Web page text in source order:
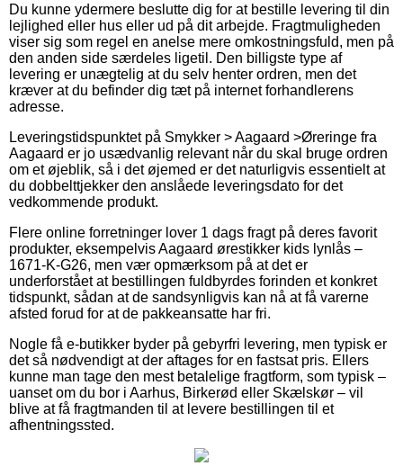
Du kunne ydermere beslutte dig for at bestille levering til din
lejlighed eller hus eller ud på dit arbejde. Fragtmuligheden
viser sig som regel en anelse mere omkostningsfuld, men på
den anden side særdeles ligetil. Den billigste type af
levering er unægtelig at du selv henter ordren, men det
kræver at du befinder dig tæt på internet forhandlerens
adresse.
Leveringstidspunktet på Smykker > Aagaard >Øreringe fra
Aagaard er jo usædvanlig relevant når du skal bruge ordren
om et øjeblik, så i det øjemed er det naturligvis essentielt at
du dobbelttjekker den anslåede leveringsdato for det
vedkommende produkt.
Flere online forretninger lover 1 dags fragt på deres favorit
produkter, eksempelvis Aagaard ørestikker kids lynlås –
1671-K-G26, men vær opmærksom på at det er
underforstået at bestillingen fuldbyrdes forinden et konkret
tidspunkt, sådan at de sandsynligvis kan nå at få varerne
afsted forud for at de pakkeansatte har fri.
Nogle få e-butikker byder på gebyrfri levering, men typisk er
det så nødvendigt at der aftages for en fastsat pris. Ellers
kunne man tage den mest betalelige fragtform, som typisk –
uanset om du bor i Aarhus, Birkerød eller Skælskør – vil
blive at få fragtmanden til at levere bestillingen til et
afhentningssted.